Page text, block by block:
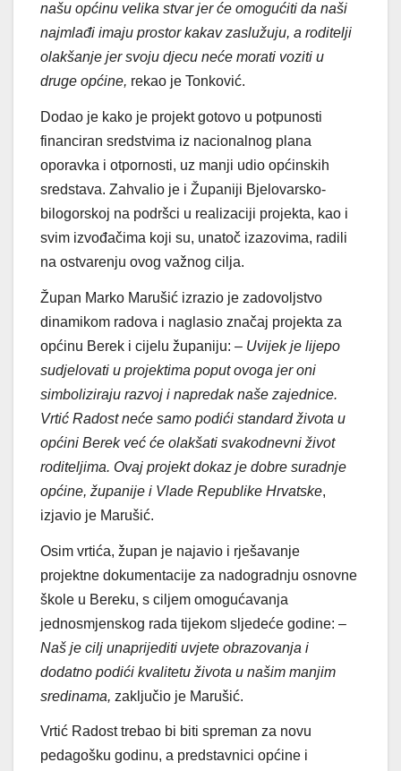
našu općinu velika stvar jer će omogućiti da naši
najmlađi imaju prostor kakav zaslužuju, a roditelji
olakšanje jer svoju djecu neće morati voziti u
druge općine, rekao je Tonković.
Dodao je kako je projekt gotovo u potpunosti
financiran sredstvima iz nacionalnog plana
oporavka i otpornosti, uz manji udio općinskih
sredstava. Zahvalio je i Županiji Bjelovarsko-
bilogorskoj na podršci u realizaciji projekta, kao i
svim izvođačima koji su, unatoč izazovima, radili
na ostvarenju ovog važnog cilja.
Župan Marko Marušić izrazio je zadovoljstvo
dinamikom radova i naglasio značaj projekta za
općinu Berek i cijelu županiju: – Uvijek je lijepo
sudjelovati u projektima poput ovoga jer oni
simboliziraju razvoj i napredak naše zajednice.
Vrtić Radost neće samo podići standard života u
općini Berek već će olakšati svakodnevni život
roditeljima. Ovaj projekt dokaz je dobre suradnje
općine, županije i Vlade Republike Hrvatske,
izjavio je Marušić.
Osim vrtića, župan je najavio i rješavanje
projektne dokumentacije za nadogradnju osnovne
škole u Bereku, s ciljem omogućavanja
jednosmjenskog rada tijekom sljedeće godine: –
Naš je cilj unaprijediti uvjete obrazovanja i
dodatno podići kvalitetu života u našim manjim
sredinama, zaključio je Marušić.
Vrtić Radost trebao bi biti spreman za novu
pedagošku godinu, a predstavnici općine i